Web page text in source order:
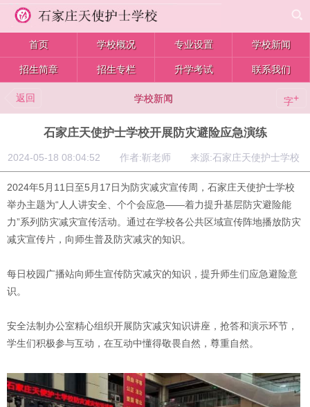
首页 学校概况 专业设置 学校新闻
招生简章 招生专栏 升学考试 联系我们
返回 学校新闻 字+
石家庄天使护士学校开展防灾避险应急演练
2024-05-18 08:04:52 作者:靳老师 来源:石家庄天使护士学校
2024年5月11日至5月17日为防灾减灾宣传周，石家庄天使护士学校
举办主题为“人人讲安全、个个会应急——着力提升基层防灾避险能
力”系列防灾减灾宣传活动。通过在学校各公共区域宣传阵地播放防灾
减灾宣传片，向师生普及防灾减灾的知识。
每日校园广播站向师生宣传防灾减灾的知识，提升师生们应急避险意
识。
安全法制办公室精心组织开展防灾减灾知识讲座，抢答和演示环节，
学生们积极参与互动，在互动中懂得敬畏自然，尊重自然。